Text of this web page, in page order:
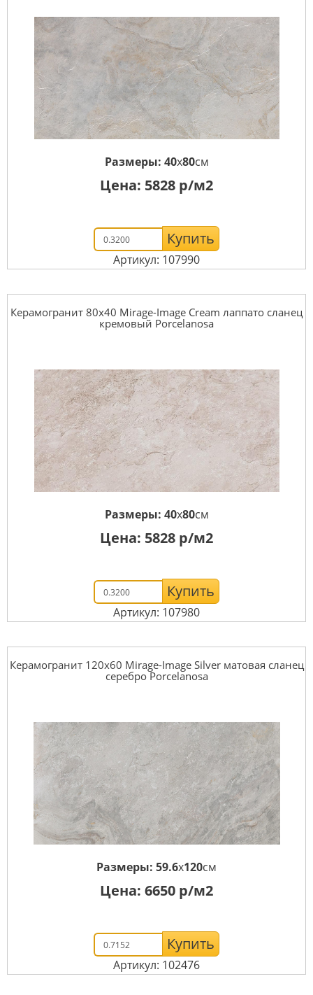
Размеры: 40x80см
Цена: 5828 р/м2
Купить
Артикул: 107990
Керамогранит 80x40 Mirage-Image Cream лаппато сланец
кремовый Porcelanosa
Размеры: 40x80см
Цена: 5828 р/м2
Купить
Артикул: 107980
Керамогранит 120x60 Mirage-Image Silver матовая сланец
серебро Porcelanosa
Размеры: 59.6x120см
Цена: 6650 р/м2
Купить
Артикул: 102476